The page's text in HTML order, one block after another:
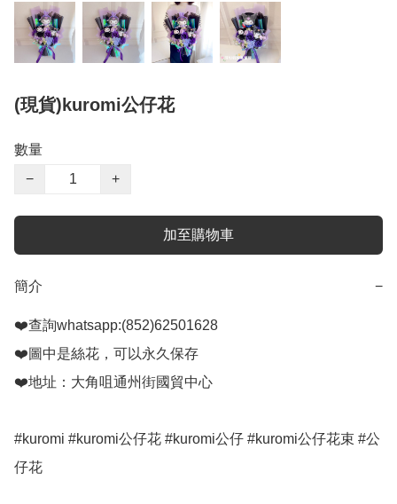
(現貨)kuromi公仔花
數量
−
+
加至購物車
簡介 −
❤️查詢whatsapp:(852)62501628
❤️圖中是絲花，可以永久保存
❤️地址：大角咀通州街國貿中心
#kuromi #kuromi公仔花 #kuromi公仔 #kuromi公仔花束 #公
仔花